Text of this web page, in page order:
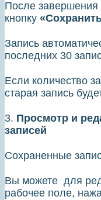
После завершения
кнопку
Запись
последних 30
Если количество
старая запись
3. Просмотр и
записей
Сохраненные
Вы можете для
рабочее поле,